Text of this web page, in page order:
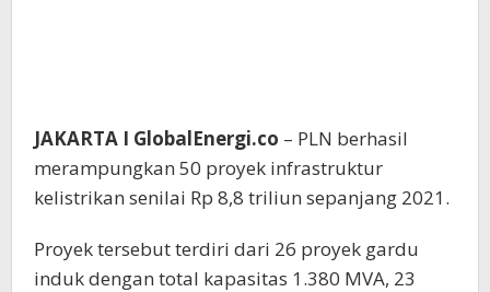
JAKARTA I GlobalEnergi.co – PLN berhasil
merampungkan 50 proyek infrastruktur
kelistrikan senilai Rp 8,8 triliun sepanjang 2021.
Proyek tersebut terdiri dari 26 proyek gardu
induk dengan total kapasitas 1.380 MVA, 23